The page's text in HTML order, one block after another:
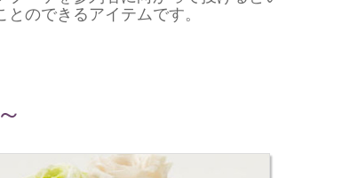
のできるアイテムです。